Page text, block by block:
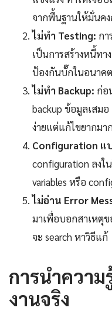
จากพื้นฐานให้มั่นค
ไม่ทำ Testing: กา
เป็นการสร้างหนี้ท
ป้องกันบั๊กในอนาคต
ไม่ทำ Backup: ก่อ
backup ข้อมูลเสม
ง่ายแต่แก้ไขยากมา
Configuration แ
configuration ลงใ
variables หรือ
ไม่อ่าน Error
มาเพื่อบอกสาเหตุ
จะ search หาวิธีแก้
การนำควา
งานจริง